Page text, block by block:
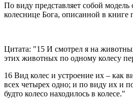
По виду представляет собой модель
колеснице Бога, описанной в книге
Цитата: "15 И смотрел я на
этих животных по одному колесу
16 Вид колес и устроение их – как
всех четырех одно; и по виду их и
будто колесо находилось в колесе."